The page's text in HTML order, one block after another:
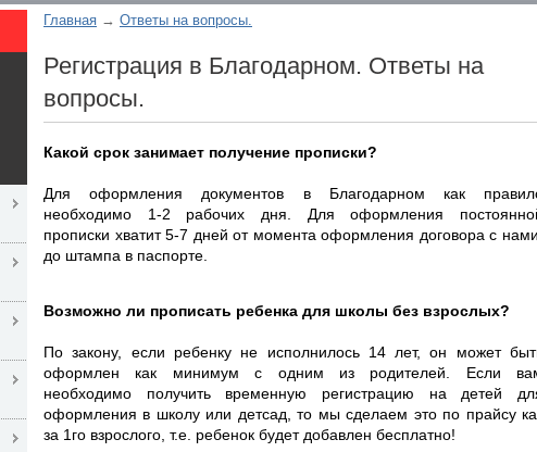
Главная Ответы на вопросы.
Регистрация в Благодарном. Ответы на
вопросы.
Какой срок занимает получение прописки?
Для оформления документов в Благодарном как
необходимо 1-2 рабочих дня. Для оформления
прописки хватит 5-7 дней от момента оформления договора с нами,
до штампа в паспорте.
Возможно ли прописать ребенка для школы без взрослых?
По закону, если ребенку не исполнилось 14 лет, он может
оформлен как минимум с одним из родителей. Если
необходимо получить временную регистрацию на детей
оформления в школу или детсад, то мы сделаем это по прайсу
за 1го взрослого, т.е. ребенок будет добавлен бесплатно!